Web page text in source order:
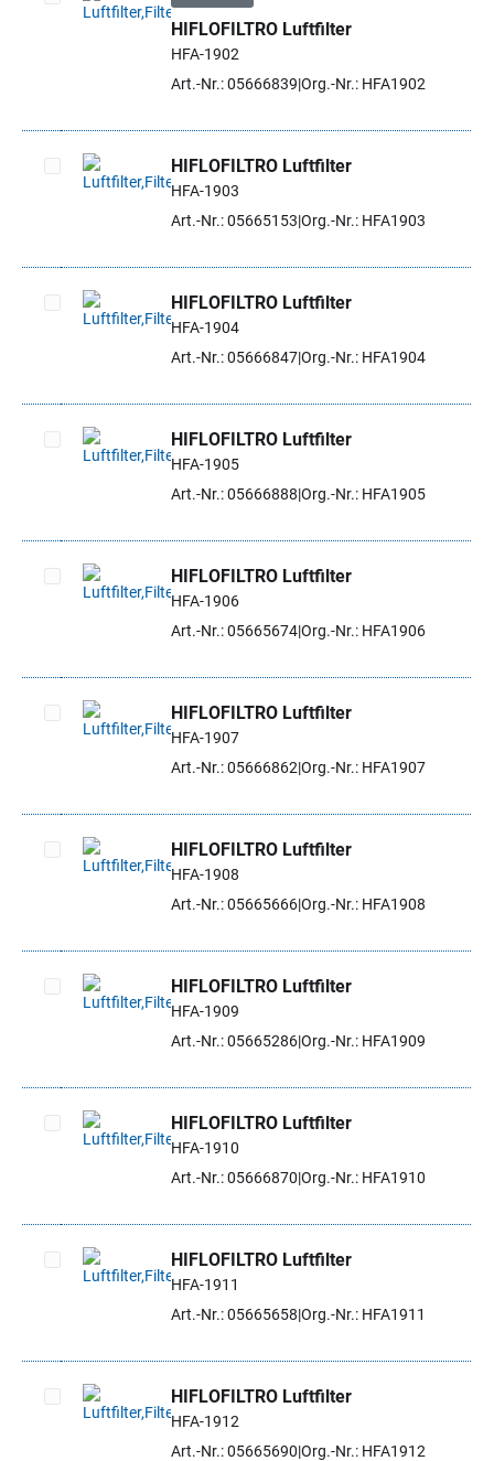
Artikel auswählen
HIFLOFILTRO Luftfilter
HFA-1902
Art.-Nr.: 05666839 Org.-Nr.: HFA1902
Artikel auswählen
HIFLOFILTRO Luftfilter
HFA-1903
Art.-Nr.: 05665153 Org.-Nr.: HFA1903
Artikel auswählen
HIFLOFILTRO Luftfilter
HFA-1904
Art.-Nr.: 05666847Org.-Nr.: HFA1904
Artikel auswählen
HIFLOFILTRO Luftfilter
HFA-1905
Art.-Nr.: 05666888 Org.-Nr.: HFA1905
Artikel auswählen
HIFLOFILTRO Luftfilter
HFA-1906
Art.-Nr.: 05665674Org.-Nr.: HFA1906
Artikel auswählen
HIFLOFILTRO Luftfilter
HFA-1907
Art.-Nr.: 05666862 Org.-Nr.: HFA1907
Artikel auswählen
HIFLOFILTRO Luftfilter
HFA-1908
Art.-Nr.: 05665666Org.-Nr.: HFA1908
Artikel auswählen
HIFLOFILTRO Luftfilter
HFA-1909
Art.-Nr.: 05665286Org.-Nr.: HFA1909
Artikel auswählen
HIFLOFILTRO Luftfilter
HFA-1910
Art.-Nr.: 05666870 Org.-Nr.: HFA1910
Artikel auswählen
HIFLOFILTRO Luftfilter
HFA-1911
Art.-Nr.: 05665658 Org.-Nr.: HFA1911
Artikel auswählen
HIFLOFILTRO Luftfilter
HFA-1912
Art.-Nr.: 05665690 Org.-Nr.: HFA1912